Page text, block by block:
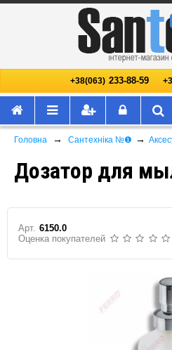
+38(063) 233-88-59
Головна → Сантехніка №❶ →
Дозатор для
Арт. 6150.0
Оценка покупателей